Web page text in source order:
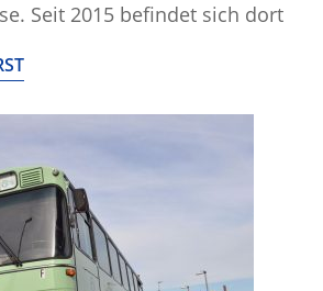
Seit 2015 befindet sich dort